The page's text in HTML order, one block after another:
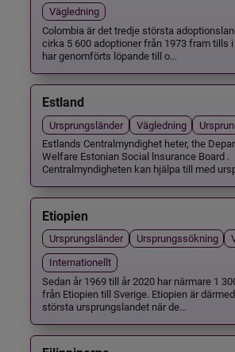
Vägledning
Colombia är det tredje största
cirka 5 600 adoptioner från 1973 fram tills
har genomförts löpande till o...
Estland
Ursprungsländer Vägledning
Estlands Centralmyndighet heter, the
Welfare Estonian Social lnsurance Board .
Centralmyndigheten kan hjälpa till med
Etiopien
Ursprungsländer Ursprungssökning
Internationellt
Sedan år 1969 till år 2020 har närmare 1
från Etiopien till Sverige. Etiopien är
största ursprungslandet när de...